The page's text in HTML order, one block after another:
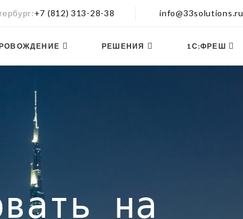
+7 (812) 313-28-38 info@33solutions.ru
РЕШЕНИЯ 1С:ФРЕШ
на